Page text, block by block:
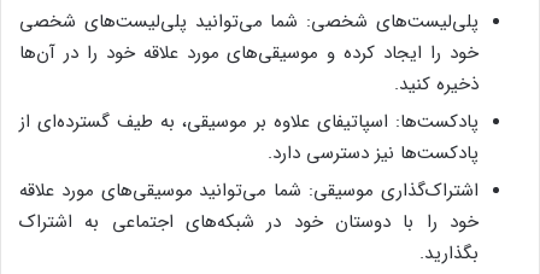
پلی‌لیست‌های شخصی: شما می‌توانید پلی‌لیست‌های شخصی
خود را ایجاد کرده و موسیقی‌های مورد علاقه خود را در آن‌ها
ذخیره کنید.
پادکست‌ها: اسپاتیفای علاوه بر موسیقی، به طیف گسترده‌ای از
پادکست‌ها نیز دسترسی دارد.
اشتراک‌گذاری موسیقی: شما می‌توانید موسیقی‌های مورد علاقه
خود را با دوستان خود در شبکه‌های اجتماعی به اشتراک
بگذارید.